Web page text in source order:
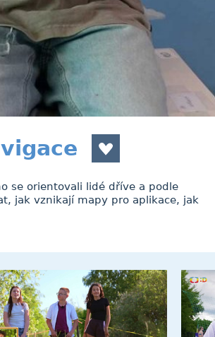
se orientovali lidé dříve a podle
jak vznikají mapy pro aplikace, jak